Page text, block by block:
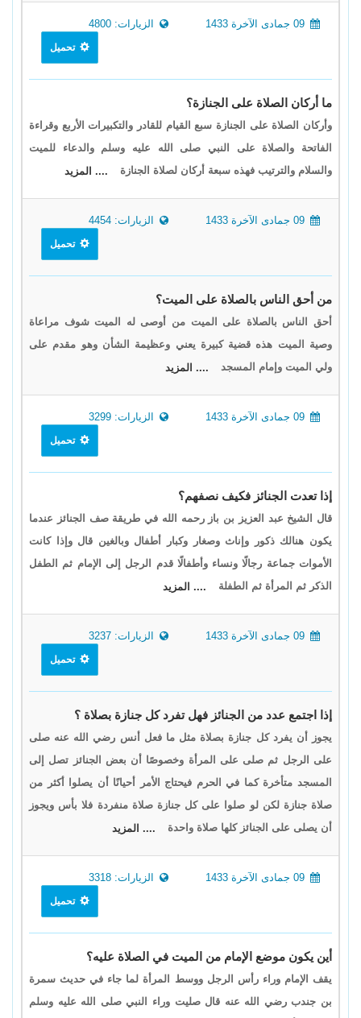
الزيارات: 4800
تحميل
ما أركان الصلاة على الجنازة؟
وأركان الصلاة على الجنازة سبع القيام للقادر والتكبيرات الأربع وقراءة
الفاتحة والصلاة على النبي صلى الله عليه وسلم والدعاء للميت
والسلام والترتيب فهذه سبعة أركان لصلاة الجنازة
.... المزيد
الزيارات: 4454
تحميل
من أحق الناس بالصلاة على الميت؟
أحق الناس بالصلاة على الميت من أوصى له الميت شوف مراعاة
وصية الميت هذه قضية كبيرة يعني وعظيمة الشأن وهو مقدم على
ولي الميت وإمام المسجد
.... المزيد
الزيارات: 3299
تحميل
إذا تعدت الجنائز فكيف نصفهم؟
قال الشيخ عبد العزيز بن باز رحمه الله في طريقة صف الجنائز عندما
يكون هنالك ذكور وإناث وصغار وكبار أطفال وبالغين قال وإذا كانت
الأموات جماعة رجالًا ونساء وأطفالًا قدم الرجل إلى الإمام ثم الطفل
الذكر ثم المرأة ثم الطفلة
.... المزيد
الزيارات: 3237
تحميل
إذا اجتمع عدد من الجنائز فهل تفرد كل جنازة بصلاة ؟
يجوز أن يفرد كل جنازة بصلاة مثل ما فعل أنس رضي الله عنه صلى
على الرجل ثم صلى على المرأة وخصوصًا أن بعض الجنائز تصل إلى
المسجد متأخرة كما في الحرم فيحتاج الأمر أحيانًا أن يصلوا أكثر من
صلاة جنازة لكن لو صلوا على كل جنازة صلاة منفردة فلا بأس ويجوز
أن يصلى على الجنائز كلها صلاة واحدة
.... المزيد
الزيارات: 3318
تحميل
أين يكون موضع الإمام من الميت في الصلاة عليه؟
يقف الإمام وراء رأس الرجل ووسط المرأة لما جاء في حديث سمرة
بن جندب رضي الله عنه قال صليت وراء النبي صلى الله عليه وسلم